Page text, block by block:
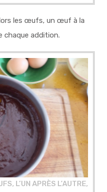
les œufs, un œuf à la
chaque addition.
L’UN APRÈS L’AUTRE,